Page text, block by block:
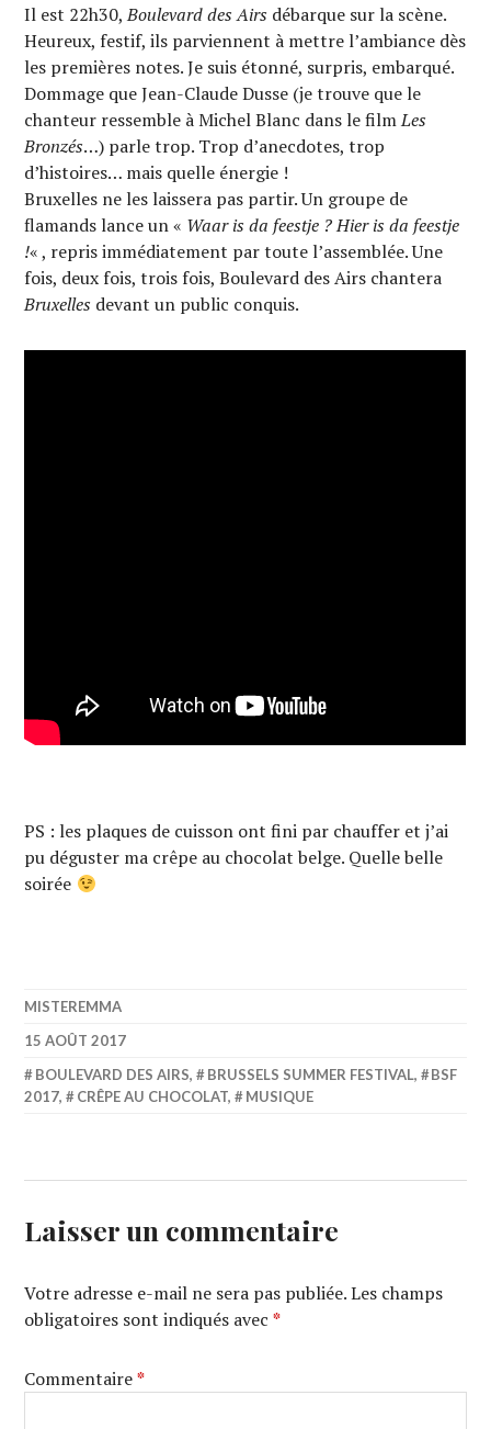
Il est 22h30,Boulevard des Airs débarque sur la scène.
Heureux, festif, ils parviennent à mettre l’ambiance dès
les premières notes. Je suis étonné, surpris, embarqué.
Dommage que Jean-Claude Dusse (je trouve que le
chanteur ressemble à Michel Blanc dans le filmLes
Bronzés…) parle trop. Trop d’anecdotes, trop
d’histoires… mais quelle énergie !
Bruxelles ne les laissera pas partir. Un groupe de
flamands lance un « Waar is da feestje ? Hier is da feestje
!« , repris immédiatement par toute l’assemblée. Une
fois, deux fois, trois fois, Boulevard des Airs chantera
Bruxelles devant un public conquis.
PS : les plaques de cuisson ont fini par chauffer et j’ai
pu déguster ma crêpe au chocolat belge. Quelle belle
soirée
MISTEREMMA
15 AOÛT 2017
BOULEVARD DES AIRS, BRUSSELS SUMMER FESTIVAL,
BSF
2017, CRÊPE AU CHOCOLAT, MUSIQUE
Laisser un commentaire
Votre adresse e-mail ne sera pas publiée. Les champs
obligatoires sont indiqués avec*
Commentaire*